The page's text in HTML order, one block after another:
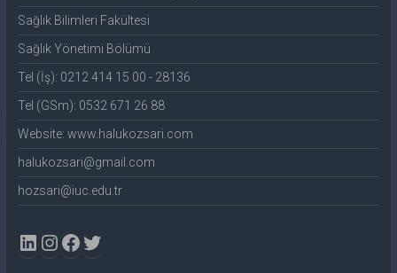
Sağlık Bilimleri Fakültesi
Sağlık Yönetimi Bölümü
Tel (İş): 0212 414 15 00 - 28136
Tel (GSm): 0532 671 26 88
Website: www.halukozsari.com
halukozsari@gmail.com
hozsari@iuc.edu.tr
LinkedIn
Instagram
Facebook
Twitter